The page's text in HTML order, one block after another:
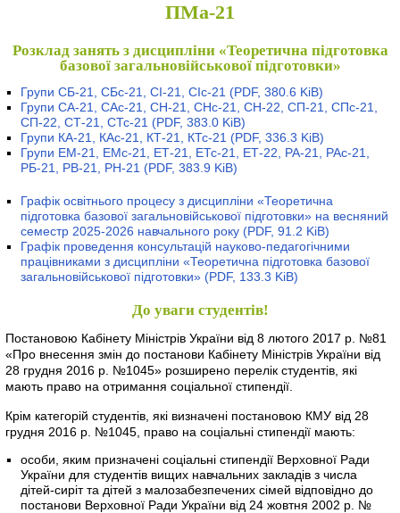
ПМа-21
Розклад занять з дисципліни «Теоретична підготовка
базової загальновійськової підготовки»
Групи СБ-21, СБс-21, СІ-21, СІс-21 (PDF, 380.6 KiB)
Групи СА-21, САс-21, СН-21, СНс-21, СН-22, СП-21, СПс-21,
СП-22, СТ-21, СТс-21 (PDF, 383.0 KiB)
Групи КА-21, КАс-21, КТ-21, КТс-21 (PDF, 336.3 KiB)
Групи ЕМ-21, ЕМс-21, ЕТ-21, ЕТс-21, ЕТ-22, РА-21, РАс-21,
РБ-21, РВ-21, РН-21 (PDF, 383.9 KiB)
Графік освітнього процесу з дисципліни «Теоретична
підготовка базової загальновійськової підготовки» на весняний
семестр 2025-2026 навчального року (PDF, 91.2 KiB)
Графік проведення консультацій науково-педагогічними
працівниками з дисципліни «Теоретична підготовка базової
загальновійськової підготовки» (PDF, 133.3 KiB)
До уваги студентів!
Постановою Кабінету Міністрів України від 8 лютого 2017 р. №81
«Про внесення змін до постанови Кабінету Міністрів України від
28 грудня 2016 р. №1045» розширено перелік студентів, які
мають право на отримання соціальної стипендії.
Крім категорій студентів, які визначені постановою КМУ від 28
грудня 2016 р. №1045, право на соціальні стипендії мають:
особи, яким призначені соціальні стипендії Верховної Ради
України для студентів вищих навчальних закладів з числа
дітей-сиріт та дітей з малозабезпечених сімей відповідно до
постанови Верховної Ради України від 24 жовтня 2002 р. №